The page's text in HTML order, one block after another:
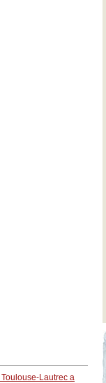
Lautrec a